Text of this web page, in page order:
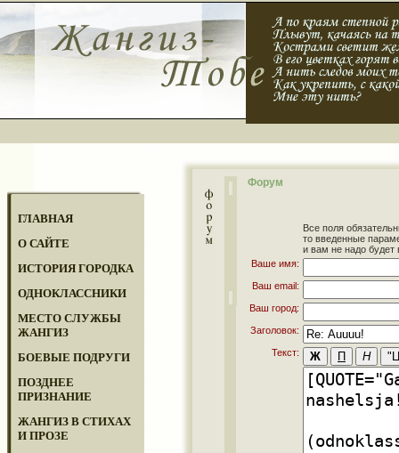
ГЛАВНАЯ
О САЙТЕ
ИСТОРИЯ ГОРОДКА
ОДНОКЛАССНИКИ
МЕСТО СЛУЖБЫ
ЖАНГИЗ
БОЕВЫЕ ПОДРУГИ
ПОЗДНЕЕ
ПРИЗНАНИЕ
ЖАНГИЗ В СТИХАХ
И ПРОЗЕ
Форум
Все поля
то введенные
и вам не надо будет
Ваше имя:
Ваш email:
Ваш город:
Заголовок:
Текст: